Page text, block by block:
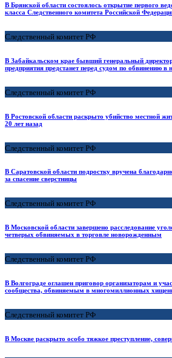
В Брянской области состоялось открытие первого
класса Следственного комитета Российской
Следственный комитет РФ
В Забайкальском крае бывший генеральный
предприятия предстанет перед судом по обвинению в
Следственный комитет РФ
В Ростовской области раскрыто убийство местной
20 лет назад
Следственный комитет РФ
В Саратовской области подростку вручена
за спасение сверстницы
Следственный комитет РФ
В Московской области завершено расследование
четверых обвиняемых в торговле новорожденным
Следственный комитет РФ
В Волгограде оглашен приговор организаторам и
сообщества, обвиняемым в многомиллионных
Следственный комитет РФ
В Москве раскрыто особо тяжкое преступление,